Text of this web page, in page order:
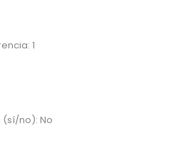
1
(sí/no): No